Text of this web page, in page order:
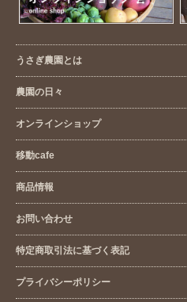
うさぎ農園とは
農園の日々
オンラインショップ
移動cafe
商品情報
お問い合わせ
特定商取引法に基づく表記
プライバシーポリシー